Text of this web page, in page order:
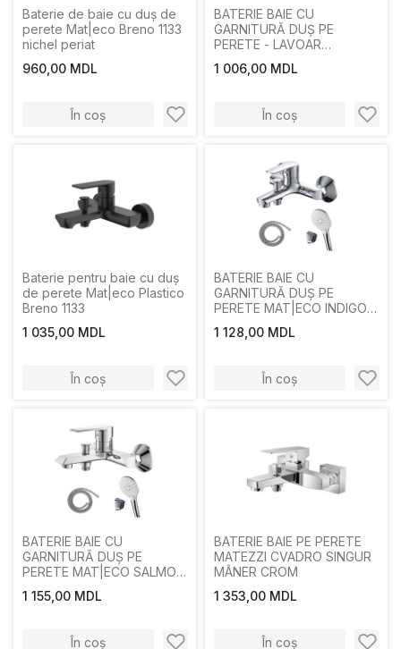
Baterie de baie cu duș de
perete Mat|eco Breno 1133
nichel periat
960,00 MDL
În coș
BATERIE BAIE CU
GARNITURĂ DUȘ PE
PERETE - LAVOAR
MÂNER CROM
1 006,00 MDL
În coș
Baterie pentru baie cu duș
de perete Mat|eco Plastico
Breno 1133
1 035,00 MDL
În coș
BATERIE BAIE CU
GARNITURĂ DUȘ PE
PERETE MAT|ECO INDIGO
1 128,00 MDL
În coș
BATERIE BAIE CU
GARNITURĂ DUȘ PE
PERETE MAT|ECO SALMON
1 155,00 MDL
În coș
BATERIE BAIE PE PERETE
MATEZZI CVADRO SINGUR
MÂNER CROM
1 353,00 MDL
În coș